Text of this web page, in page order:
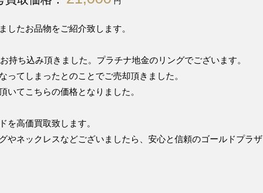
したお品物をご紹介致します。
持ち込み頂きました。プラチナ地金のリングでございます。
てしまったとのことでご売却頂きました。
いてこちらの価格となりました。
を高価買取致します。
やネックレスなどございましたら、安心と信頼のゴールドプラザ